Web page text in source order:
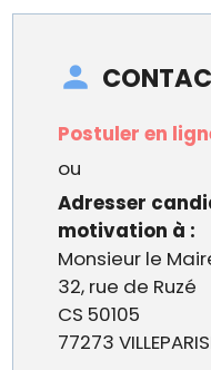
Postuler en
ou
Adresser
motivation à :
Monsieur le
32, rue de Ruzé
CS 50105
77273